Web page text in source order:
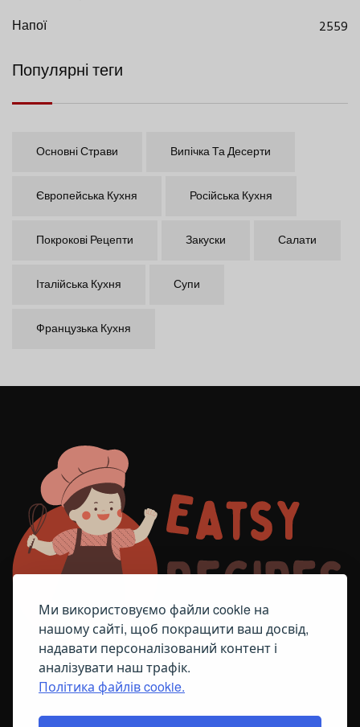
Ми використовуємо файли cookie на
нашому сайті, щоб покращити ваш досвід,
надавати персоналізований контент і
аналізувати наш трафік.
Політика файлів cookie.
Напої
2559
Популярні теги
Основні Страви Випічка Та Десерти
Європейська Кухня Російська Кухня
Покрокові Рецепти Закуски Салати
Італійська Кухня Супи
Французька Кухня